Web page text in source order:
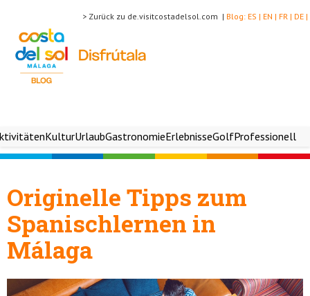
DE |
FR |
EN |
ES |
Blog:
> Zurück zu de.visitcostadelsol.com |
KulturUrlaubGastronomieErlebnisseGolfProfessionell
Originelle Tipps zum
Spanischlernen in
Málaga